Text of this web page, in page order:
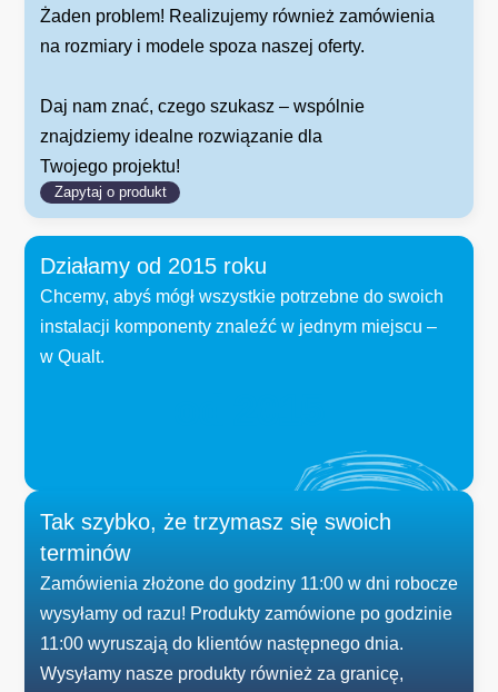
Żaden problem! Realizujemy również zamówienia
na rozmiary i modele spoza naszej oferty.
Daj nam znać, czego szukasz – wspólnie
znajdziemy idealne rozwiązanie dla
Twojego projektu!
Zapytaj o produkt
Działamy od 2015 roku
Chcemy, abyś mógł wszystkie potrzebne do swoich
instalacji komponenty znaleźć w jednym miejscu –
w Qualt.
Tak szybko, że trzymasz się swoich
terminów
Zamówienia złożone do godziny 11:00 w dni robocze
wysyłamy od razu! Produkty zamówione po godzinie
11:00 wyruszają do klientów następnego dnia.
Wysyłamy nasze produkty również za granicę,